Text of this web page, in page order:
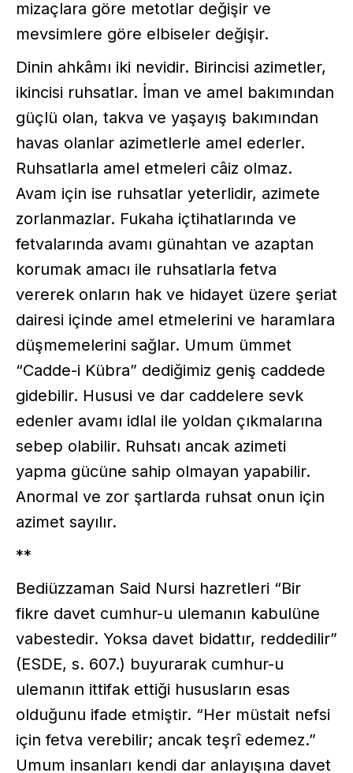
mizaçlara göre metotlar değişir ve
mevsimlere göre elbiseler değişir.
Dinin ahkâmı iki nevidir. Birincisi azimetler,
ikincisi ruhsatlar. İman ve amel bakımından
güçlü olan, takva ve yaşayış bakımından
havas olanlar azimetlerle amel ederler.
Ruhsatlarla amel etmeleri câiz olmaz.
Avam için ise ruhsatlar yeterlidir, azimete
zorlanmazlar. Fukaha içtihatlarında ve
fetvalarında avamı günahtan ve azaptan
korumak amacı ile ruhsatlarla fetva
vererek onların hak ve hidayet üzere şeriat
dairesi içinde amel etmelerini ve haramlara
düşmemelerini sağlar. Umum ümmet
“Cadde-i Kübra” dediğimiz geniş caddede
gidebilir. Hususi ve dar caddelere sevk
edenler avamı idlal ile yoldan çıkmalarına
sebep olabilir. Ruhsatı ancak azimeti
yapma gücüne sahip olmayan yapabilir.
Anormal ve zor şartlarda ruhsat onun için
azimet sayılır.
**
Bediüzzaman Said Nursi hazretleri “Bir
fikre davet cumhur-u ulemanın kabulüne
vabestedir. Yoksa davet bidattır, reddedilir”
(ESDE, s. 607.) buyurarak cumhur-u
ulemanın ittifak ettiği hususların esas
olduğunu ifade etmiştir. “Her müstait nefsi
için fetva verebilir; ancak teşrî edemez.”
Umum insanları kendi dar anlayışına davet